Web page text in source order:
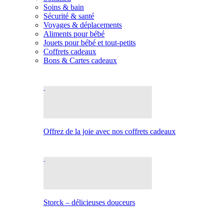
Soins & bain
Sécurité & santé
Voyages & déplacements
Aliments pour bébé
Jouets pour bébé et tout-petits
Coffrets cadeaux
Bons & Cartes cadeaux
Offrez de la joie avec nos coffrets cadeaux
Storck – délicieuses douceurs